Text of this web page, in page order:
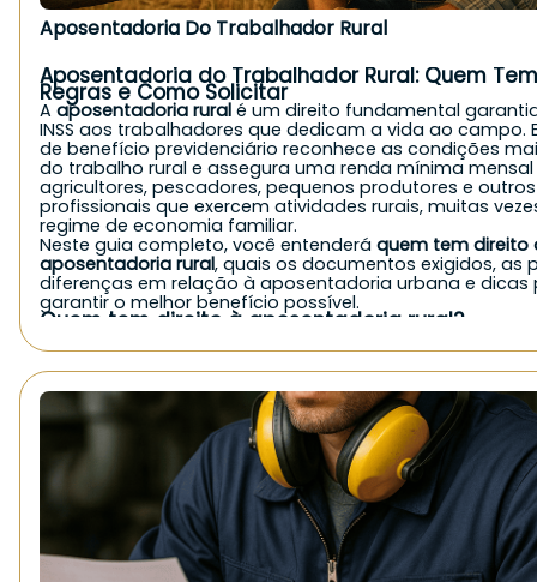
Aposentadoria Do Trabalhador Rural
Aposentadoria do Trabalhador Rural: Quem
Regras e Como Solicitar
A aposentadoria rural é um direito fundamental
INSS aos trabalhadores que dedicam a vida ao campo.
de benefício previdenciário reconhece as condições
do trabalho rural e assegura uma renda mínima
agricultores, pescadores, pequenos produtores e outros
profissionais que exercem atividades rurais, muitas
regime de economia familiar.
Neste guia completo, você entenderá quem tem direito
aposentadoria rural, quais os documentos exigidos, as
diferenças em relação à aposentadoria urbana e dicas
garantir o melhor benefício possível.
Quem tem direito à aposentadoria rural?
exerce atividade no campo, seja de forma autônoma,
como empregado. Veja quem pode solicitar:
Agricultores e agricultoras familiares;
Pequenos produtores rurais;
Pescadores artesanais;
Trabalhadores rurais parceiros, arrendatários ou
Cônjuges e filhos que trabalham no campo em
Indígenas que comprovem atividade rural;
Boias-frias e diaristas rurais, mediante comprovação.
É importante destacar que, mesmo sem carteira
contribuições diretas, quem atua em regime de
pode ter direito ao benefício, desde que comprove a